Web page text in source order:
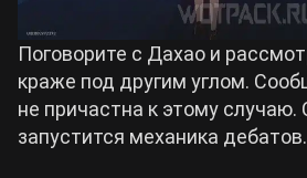
Поговорите с Дахао и
краже под другим углом.
не причастна к этому случаю.
запустится механика дебатов.